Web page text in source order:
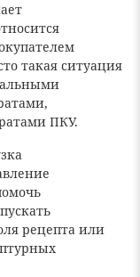
такая ситуация
ПКУ.
рецепта или